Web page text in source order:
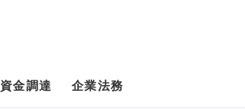
資金調達 企業法務